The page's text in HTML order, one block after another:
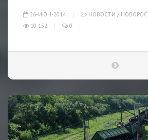
26-ИЮН-2014 НОВОСТИ /
10 152
0